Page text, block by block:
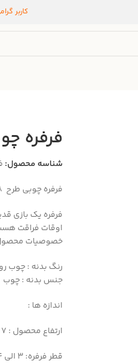
کاربر
فرفره
شناسه محصول:
فرفره چوبی طرح 108
فرفره یک بازی
اوقات فراقت
خصوصیات
رنگ بدنه : چوب
جنس بدنه : چوب
اندازه ها :
ارتفاع محصول : 7 الی 8 سانتی متر
قطر فرفره: 3 الی 4 سانتی متر